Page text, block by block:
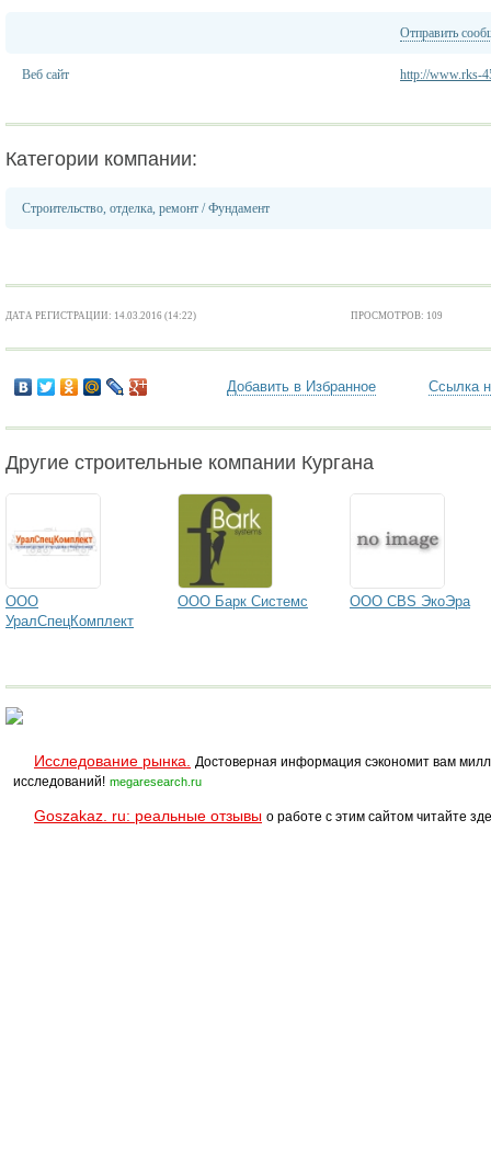
Отправить
Веб сайт http://www.rks-
Категории компании:
Строительство, отделка, ремонт /Фундамент
ДАТА РЕГИСТРАЦИИ: 14.03.2016 (14:22) ПРОСМОТРОВ: 109
Добавить в Избранное Ссылка
Другие строительные компании Кургана
ООО
УралСпецКомплект
ООО Барк Системс ООО CBS ЭкоЭра
Исследование рынка.
Достоверная информация сэкономит вам
исследований! megaresearch.ru
Goszakaz. ru: реальные отзывы о работе с этим сайтом читайте